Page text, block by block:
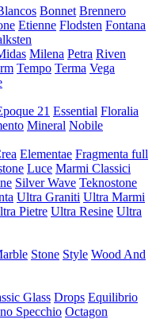
Bonnet Brennero
Etienne Flodsten Fontana
Milena Petra Riven
Tempo Terma Vega
21 Essential Floralia
Mineral Nobile
Elementae Fragmenta full
Luce Marmi Classici
Silver Wave Teknostone
Ultra Graniti Ultra Marmi
Pietre Ultra Resine Ultra
Stone Style Wood And
Glass Drops Equilibrio
Specchio Octagon